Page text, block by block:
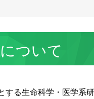
ついて
する生命科学・医学系